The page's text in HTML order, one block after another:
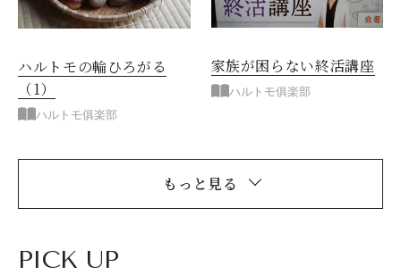
ハルトモの輪ひろがる
（1）
ハルトモ俱楽部
家族が困らない終活講座
ハルトモ俱楽部
もっと見る
PICK UP